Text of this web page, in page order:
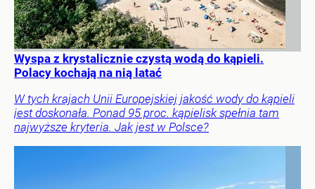
Wyspa z krystalicznie czystą wodą do kąpieli.
Polacy kochają na nią latać
W tych krajach Unii Europejskiej jakość wody do kąpieli
jest doskonała. Ponad 95 proc. kąpielisk spełnia tam
najwyższe kryteria. Jak jest w Polsce?